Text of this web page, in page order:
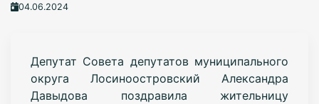
04.06.2024
Депутат Совета депутатов муниципального
округа Лосиноостровский Александра
Давыдова поздравила жительницу